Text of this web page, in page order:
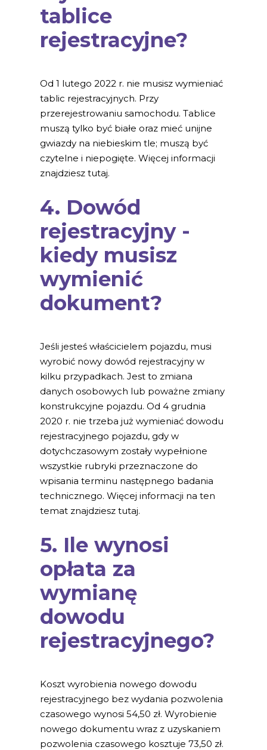
tablice
rejestracyjne?
Od 1 lutego 2022 r. nie musisz wymieniać
tablic rejestracyjnych. Przy
przerejestrowaniu samochodu. Tablice
muszą tylko być białe oraz mieć unijne
gwiazdy na niebieskim tle; muszą być
czytelne i niepogięte. Więcej informacji
znajdziesz tutaj.
4. Dowód
rejestracyjny -
kiedy musisz
wymienić
dokument?
Jeśli jesteś właścicielem pojazdu, musi
wyrobić nowy dowód rejestracyjny w
kilku przypadkach. Jest to zmiana
danych osobowych lub poważne zmiany
konstrukcyjne pojazdu. Od 4 grudnia
2020 r. nie trzeba już wymieniać dowodu
rejestracyjnego pojazdu, gdy w
dotychczasowym zostały wypełnione
wszystkie rubryki przeznaczone do
wpisania terminu następnego badania
technicznego. Więcej informacji na ten
temat znajdziesz tutaj.
5. Ile wynosi
opłata za
wymianę
dowodu
rejestracyjnego?
Koszt wyrobienia nowego dowodu
rejestracyjnego bez wydania pozwolenia
czasowego wynosi 54,50 zł. Wyrobienie
nowego dokumentu wraz z uzyskaniem
pozwolenia czasowego kosztuje 73,50 zł.